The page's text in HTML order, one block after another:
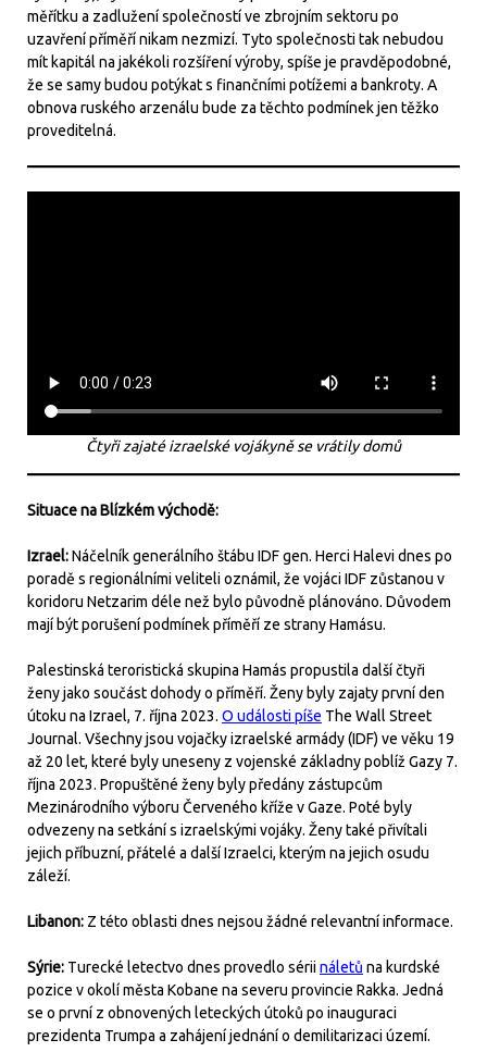
měřítku a zadlužení společností ve zbrojním sektoru po
uzavření příměří nikam nezmizí. Tyto společnosti tak nebudou
mít kapitál na jakékoli rozšíření výroby, spíše je pravděpodobné,
že se samy budou potýkat s finančními potížemi a bankroty. A
obnova ruského arzenálu bude za těchto podmínek jen těžko
proveditelná.
Čtyři zajaté izraelské vojákyně se vrátily domů
Situace na Blízkém východě:
Izrael:Náčelník generálního štábu IDF gen. Herci Halevi dnes po
poradě s regionálními veliteli oznámil, že vojáci IDF zůstanou v
koridoru Netzarim déle než bylo původně plánováno. Důvodem
mají být porušení podmínek příměří ze strany Hamásu.
Palestinská teroristická skupina Hamás propustila další čtyři
ženy jako součást dohody o příměří. Ženy byly zajaty první den
útoku na Izrael, 7. října 2023. O události píše The Wall Street
Journal. Všechny jsou vojačky izraelské armády (IDF) ve věku 19
až 20 let, které byly uneseny z vojenské základny poblíž Gazy 7.
října 2023. Propuštěné ženy byly předány zástupcům
Mezinárodního výboru Červeného kříže v Gaze. Poté byly
odvezeny na setkání s izraelskými vojáky. Ženy také přivítali
jejich příbuzní, přátelé a další Izraelci, kterým na jejich osudu
záleží.
Libanon: Z této oblasti dnes nejsou žádné relevantní informace.
Sýrie: Turecké letectvo dnes provedlo sériináletů na kurdské
pozice v okolí města Kobane na severu provincie Rakka. Jedná
se o první z obnovených leteckých útoků po inauguraci
prezidenta Trumpa a zahájení jednání o demilitarizaci území.